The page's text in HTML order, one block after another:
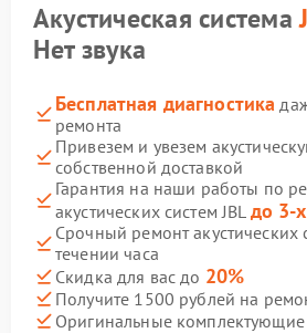
Акустическая система
Нет звука
Бесплатная диагностика
ремонта
Привезем и увезем
собственной доставкой
Гарантия на наши работы по
акустических систем JBL до 3-
Срочный ремонт акустических
течении часа
Скидка для вас до 20%
Получите 1500 рублей на
Оригинальные комплектующие